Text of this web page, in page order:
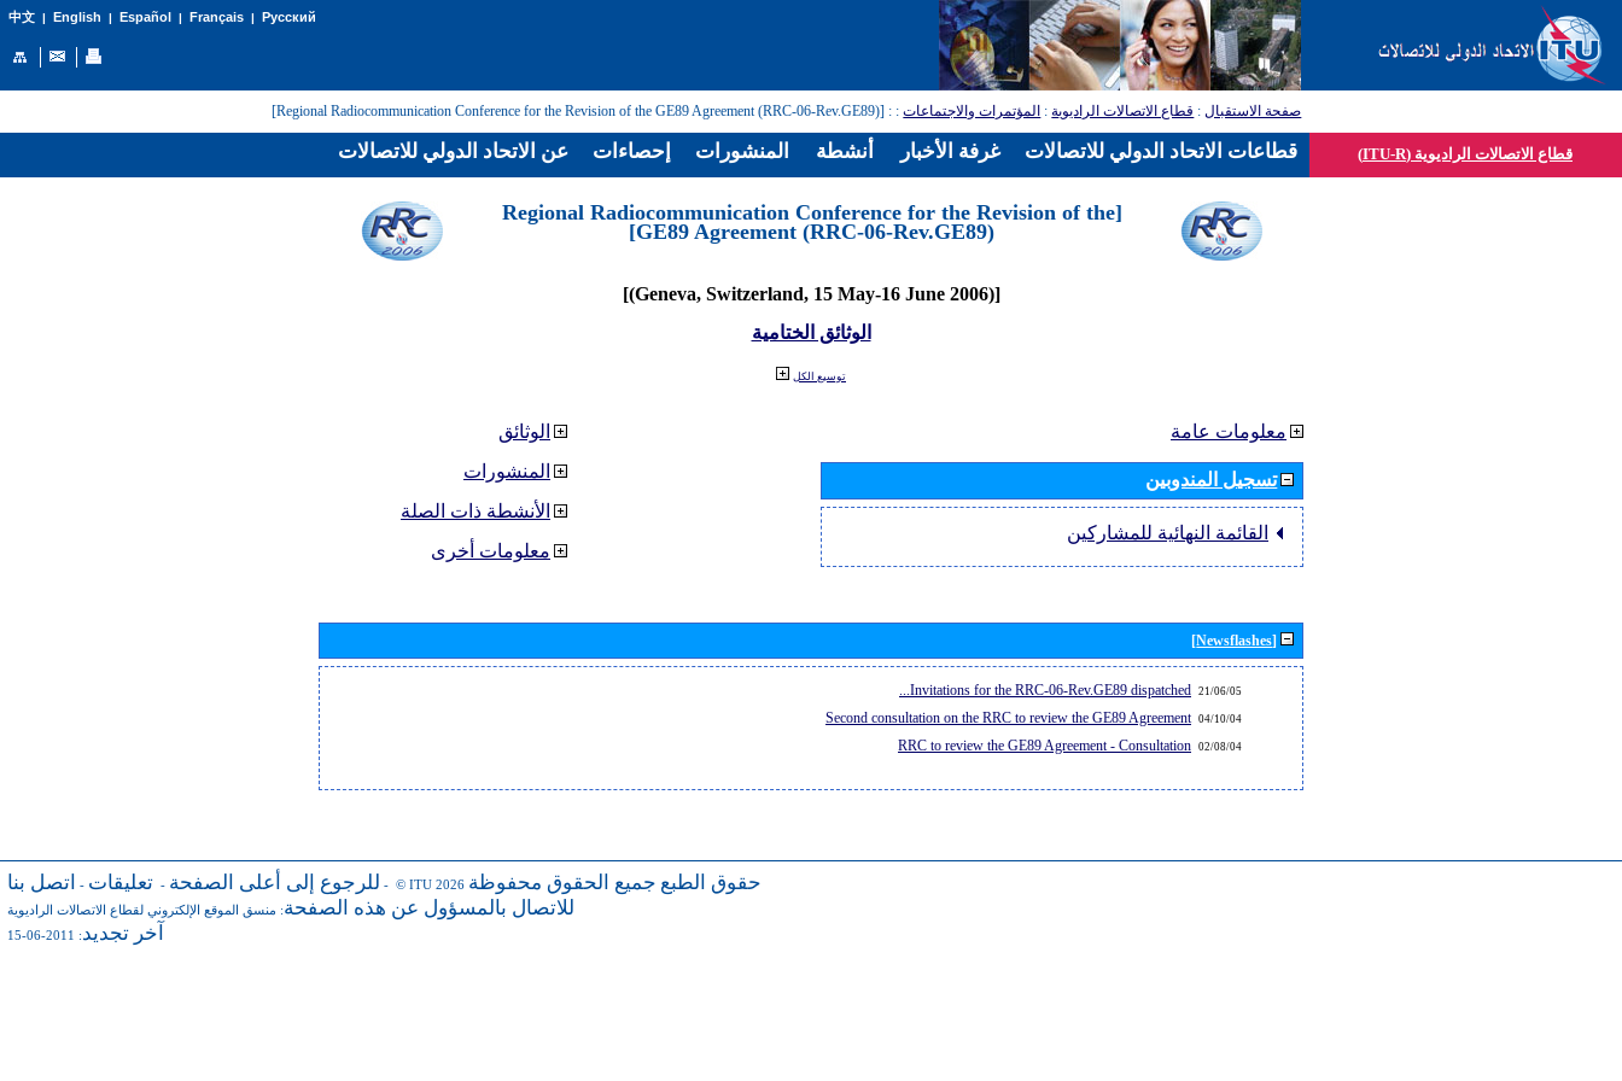
中文| English | Español | Français| Русский
صفحة الاستقبال: قطاع الاتصالات الراديوية: المؤتمرات والاجتماعات:
: [Regional Radiocommunication Conference for the Revision of the GE89 Agreement (RRC-06-Rev.GE89)]
قطاع الاتصالات الراديوية (ITU-R)
[Regional Radiocommunication Conference for the Revision of the
GE89 Agreement (RRC-06-Rev.GE89)]
[(Geneva, Switzerland, 15 May-16 June 2006)]
الوثائق الختامية
توسيع الكل
الوثائق
المنشورات
الأنشطة ذات الصلة
معلومات أخرى
معلومات عامة
تسجيل المندوبين
القائمة النهائية للمشاركين
[Newsflashes]
21/06/05
Invitations for the RRC-06-Rev.GE89 dispatched...
04/10/04
Second consultation on the RRC to review the GE89 Agreement
02/08/04
RRC to review the GE89 Agreement - Consultation
للرجوع إلى أعلى الصفحة - تعليقات - اتصل بنا - © ITU 2026 حقوق الطبع جميع الحقوق محفوظة
للاتصال بالمسؤول عن هذه الصفحة: منسق الموقع الإلكتروني لقطاع الاتصالات الراديوية
آخر تجديد: 2011-06-15
عن الاتحاد الدولي للاتصالات إحصاءات المنشورات أنشطة غرفة الأخبار قطاعات الاتحاد الدولي للاتصالات